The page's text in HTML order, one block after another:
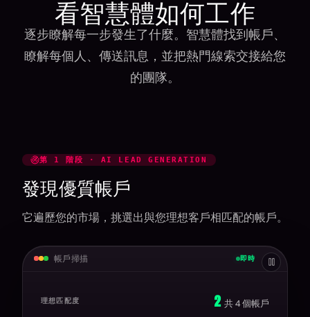
看智慧體如何工作
逐步瞭解每一步發生了什麼。智慧體找到帳戶、
瞭解每個人、傳送訊息，並把熱門線索交接給您
的團隊。
第 1 階段 · AI LEAD GENERATION
發現優質帳戶
它遍歷您的市場，挑選出與您理想客戶相匹配的帳戶。
帳戶掃描 即時
理想匹配度 3 共4個帳戶